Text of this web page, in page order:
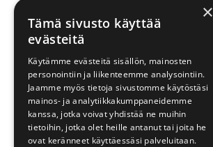
×
Tämä sivusto käyttää
evästeitä
Käytämme evästeitä sisällön, mainosten
personointiin ja liikenteemme analysointiin.
Jaamme myös tietoja sivustomme käytöstäsi
mainos- ja analytiikkakumppaneidemme
kanssa, jotka voivat yhdistää ne muihin
tietoihin, jotka olet heille antanut tai joita he
ovat keränneet käyttäessäsi palveluitaan.